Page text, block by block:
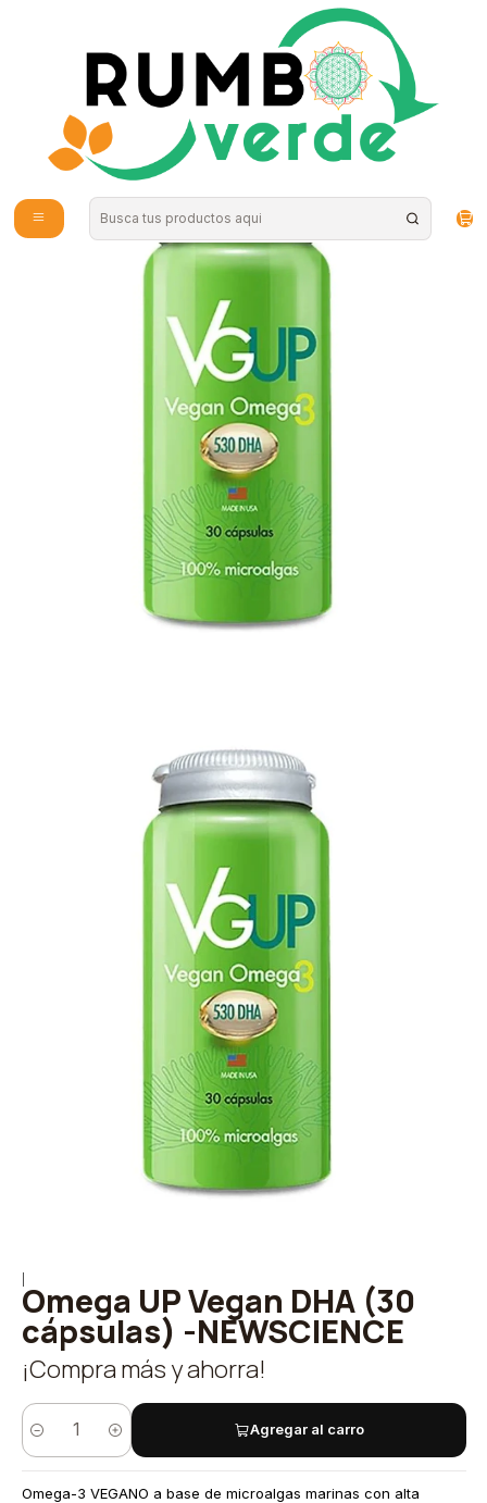
Envío gratis por compras sobre los 59.990 en la provincia de Santiago
Omega UP Vegan DHA (30 cápsulas) -NEWSCIENCE
Omega UP Vegan DHA (30
cápsulas) -NEWSCIENCE
¡Compra más y ahorra!
Cantidad
Agregar al carro
Omega-3 VEGANO a base de microalgas marinas con alta